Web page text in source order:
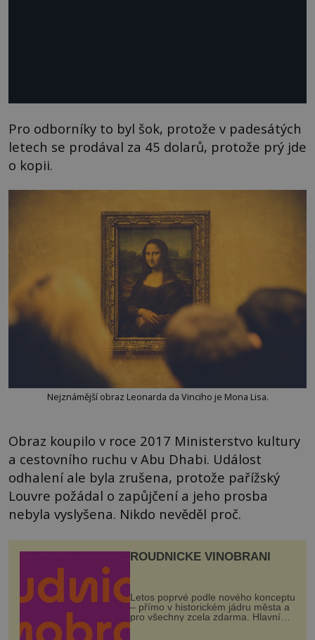
Pro odborníky to byl šok, protože v padesátých
letech se prodával za 45 dolarů, protože prý jde
o kopii.
Nejznámější obraz Leonarda da Vinciho je Mona Lisa.
Obraz koupilo v roce 2017 Ministerstvo kultury
a cestovního ruchu v Abu Dhabi. Událost
odhalení ale byla zrušena, protože pařížský
Louvre požádal o zapůjčení a jeho prosba
nebyla vyslyšena. Nikdo nevěděl proč.
ROUDNICKÉ VINOBRANÍ
Letos poprvé podle nového konceptu
– přímo v historickém jádru města a
pro všechny zcela zdarma. Hlavní
program se odehraje na Karlově a